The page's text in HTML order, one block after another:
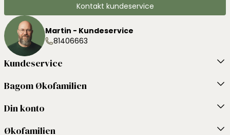
Kontakt kundeservice
Martin - Kundeservice
81406663
Kundeservice
Bagom Økofamilien
Din konto
Økofamilien